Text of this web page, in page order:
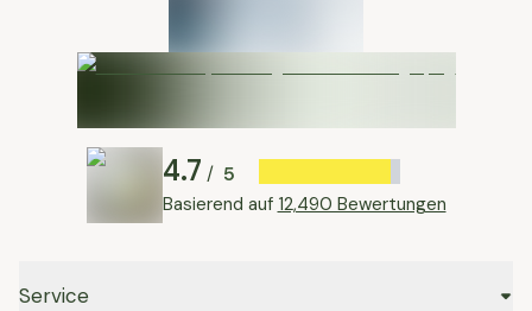
4.7 / 5
Basierend auf 12,490 Bewertungen
Service